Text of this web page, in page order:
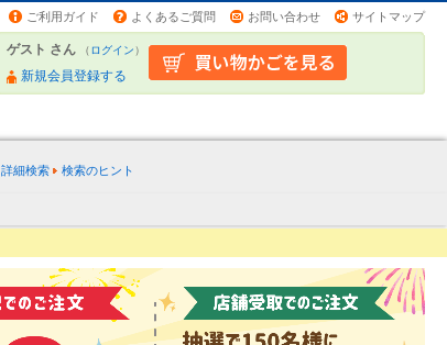
ご利用ガイド よくあるご質問 お問い合わせ サイトマップ
ゲスト さん （ログイン）
新規会員登録する
詳細検索 検索のヒント